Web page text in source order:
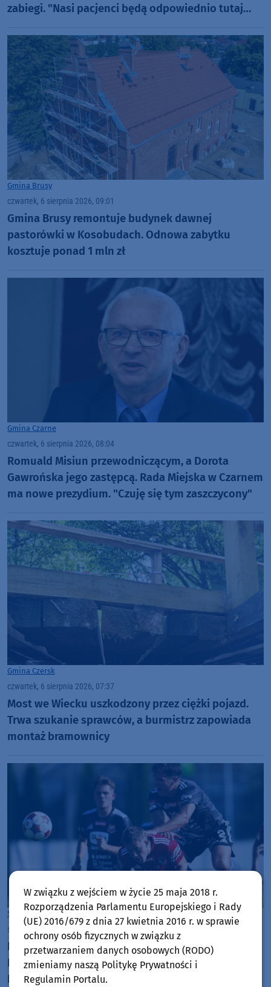
zabiegi. "Nasi pacjenci będą odpowiednio tutaj
Gmina Brusy
czwartek, 6 sierpnia 2026, 09:01
Gmina Brusy remontuje budynek dawnej
pastorówki w Kosobudach. Odnowa zabytku
kosztuje ponad 1 mln zł
Gmina Czarne
czwartek, 6 sierpnia 2026, 08:04
Romuald Misiun przewodniczącym, a Dorota
Gawrońska jego zastępcą. Rada Miejska w Czarnem
ma nowe prezydium. "Czuję się tym zaszczycony"
Gmina Czersk
czwartek, 6 sierpnia 2026, 07:37
Most we Wiecku uszkodzony przez ciężki pojazd.
Trwa szukanie sprawców, a burmistrz zapowiada
montaż bramownicy
Sport Chojnice
środa, 5 sierpnia 2026, 19:15
Koszmar Chojniczanki trwa. Odpadła z Pucharu
Polski już w pierwszym meczu. Przegrała z
Podhalem Nowy Targ 0:2. "Jesteśmy w totalnym
W związku z wejściem w życie 25 maja 2018 r.
Rozporządzenia Parlamentu Europejskiego i Rady
(UE) 2016/679 z dnia 27 kwietnia 2016 r. w sprawie
ochrony osób fizycznych w związku z
przetwarzaniem danych osobowych (RODO)
zmieniamy naszą Politykę Prywatności i
Regulamin Portalu.